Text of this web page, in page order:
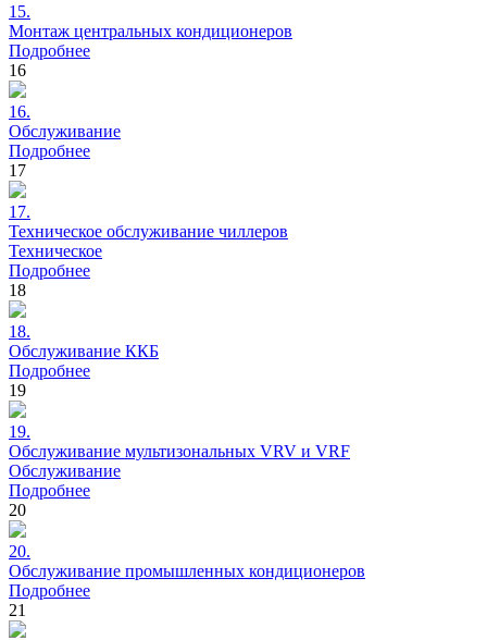
15.
Монтаж центральных кондиционеров
Подробнее
16
16.
Обслуживание
Подробнее
17
17.
Техническое обслуживание чиллеров
Техническое
Подробнее
18
18.
Обслуживание ККБ
Подробнее
19
19.
Обслуживание мультизональных VRV и VRF
Обслуживание
Подробнее
20
20.
Обслуживание промышленных кондиционеров
Подробнее
21